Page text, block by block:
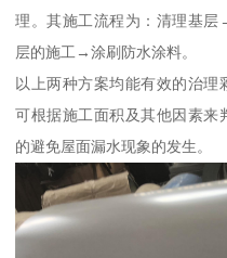
理。其施工流程为：清理基
层的施工→涂刷防水涂料。
以上两种方案均能有效的治理
可根据施工面积及其他因素来
的避免屋面漏水现象的发生。